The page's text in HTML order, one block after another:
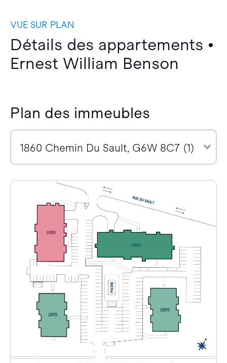
VUE SUR PLAN
Détails des appartements •
Ernest William Benson
Plan des immeubles
1860 Chemin Du Sault, G6W 8C7 (1)